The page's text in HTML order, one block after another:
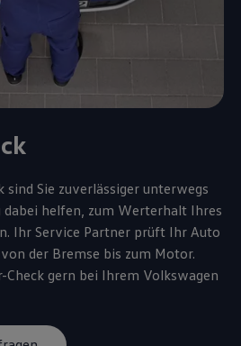
sind Sie zuverlässiger unterwegs
helfen, zum Werterhalt Ihres
Ihr Service Partner prüft Ihr Auto
der Bremse bis zum Motor.
Check gern bei Ihrem Volkswagen